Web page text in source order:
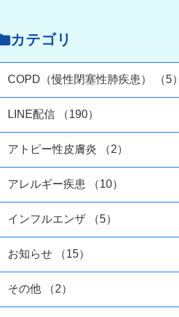
カテゴリ
COPD（慢性閉塞性肺疾患） （5）
LINE配信 （190）
アトピー性皮膚炎 （2）
アレルギー疾患 （10）
インフルエンザ （5）
お知らせ （15）
その他 （2）